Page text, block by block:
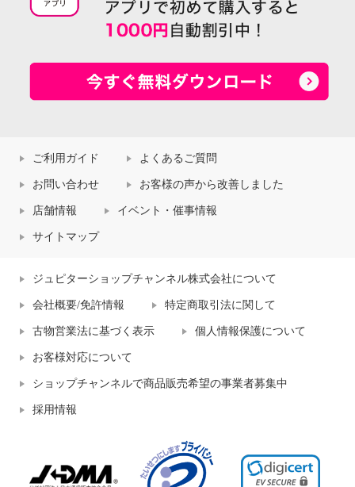
ご利用ガイド よくあるご質問
お問い合わせ お客様の声から改善しました
店舗情報 イベント・催事情報
サイトマップ
ジュピターショップチャンネル株式会社について
会社概要/免許情報 特定商取引法に関して
古物営業法に基づく表示 個人情報保護について
お客様対応について
ショップチャンネルで商品販売希望の事業者募集中
採用情報